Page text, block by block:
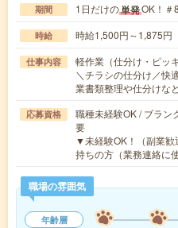
期間 1日だけの単発OK！
時給 時給1,500円～1,875円
仕事内容
軽作業（仕分け・ピッ
＼チラシの仕分け／快
業書類整理や仕分けな
応募資格
職種未経験OK / ブラン
要
▼未経験OK！（副業
持ちの方（業務連絡に
職場の雰囲気
年齢層